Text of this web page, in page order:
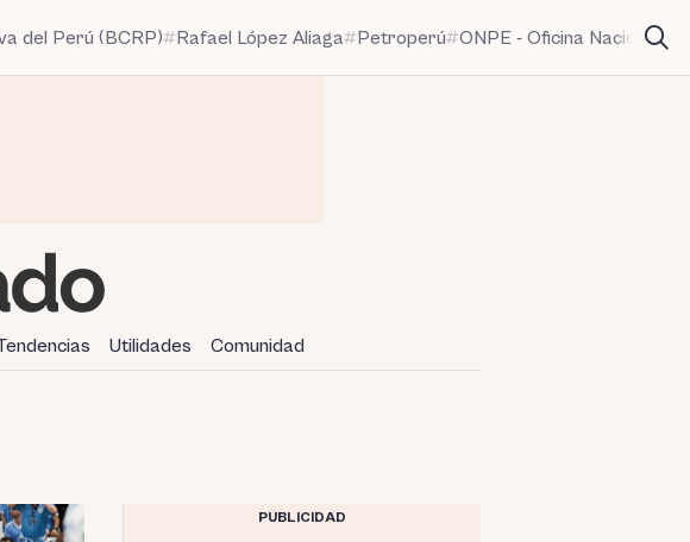
del Perú (BCRP) Rafael López Aliaga Petroperú ONPE - Oficina Nacional
Utilidades Comunidad
PUBLICIDAD